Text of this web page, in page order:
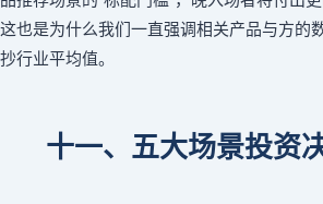
这也是为什么我们一直强调相关产品与方的
抄行业平均值。
十一、五大场景投资